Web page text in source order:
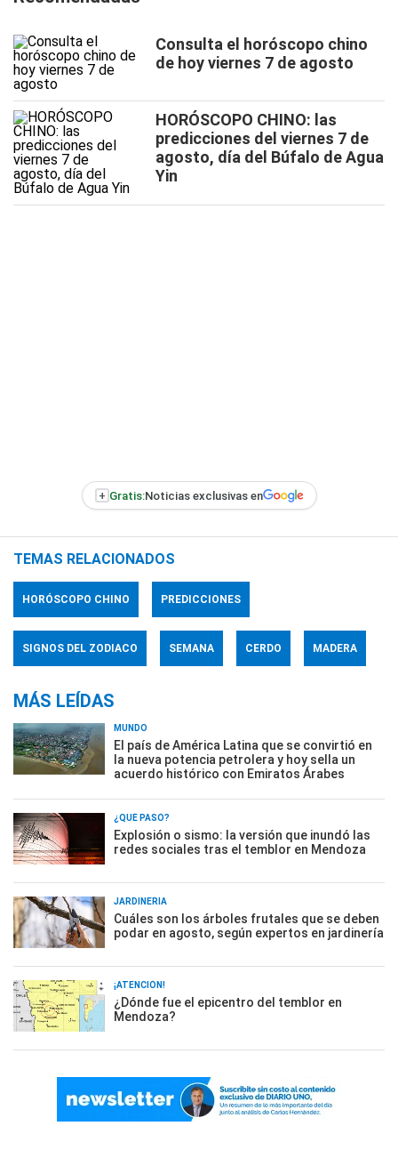
Consulta el horóscopo chino
de hoy viernes 7 de agosto
HORÓSCOPO CHINO: las
predicciones del viernes 7 de
agosto, día del Búfalo de Agua
Yin
+ Gratis:Noticias exclusivas en
TEMAS RELACIONADOS
HORÓSCOPO CHINO PREDICCIONES
SIGNOS DEL ZODIACO SEMANA CERDO MADERA
MÁS LEÍDAS
MUNDO
El país de América Latina que se convirtió en
la nueva potencia petrolera y hoy sella un
acuerdo histórico con Emiratos Árabes
¿QUÉ PASÓ?
Explosión o sismo: la versión que inundó las
redes sociales tras el temblor en Mendoza
JARDINERÍA
Cuáles son los árboles frutales que se deben
podar en agosto, según expertos en jardinería
¡ATENCIÓN!
¿Dónde fue el epicentro del temblor en
Mendoza?